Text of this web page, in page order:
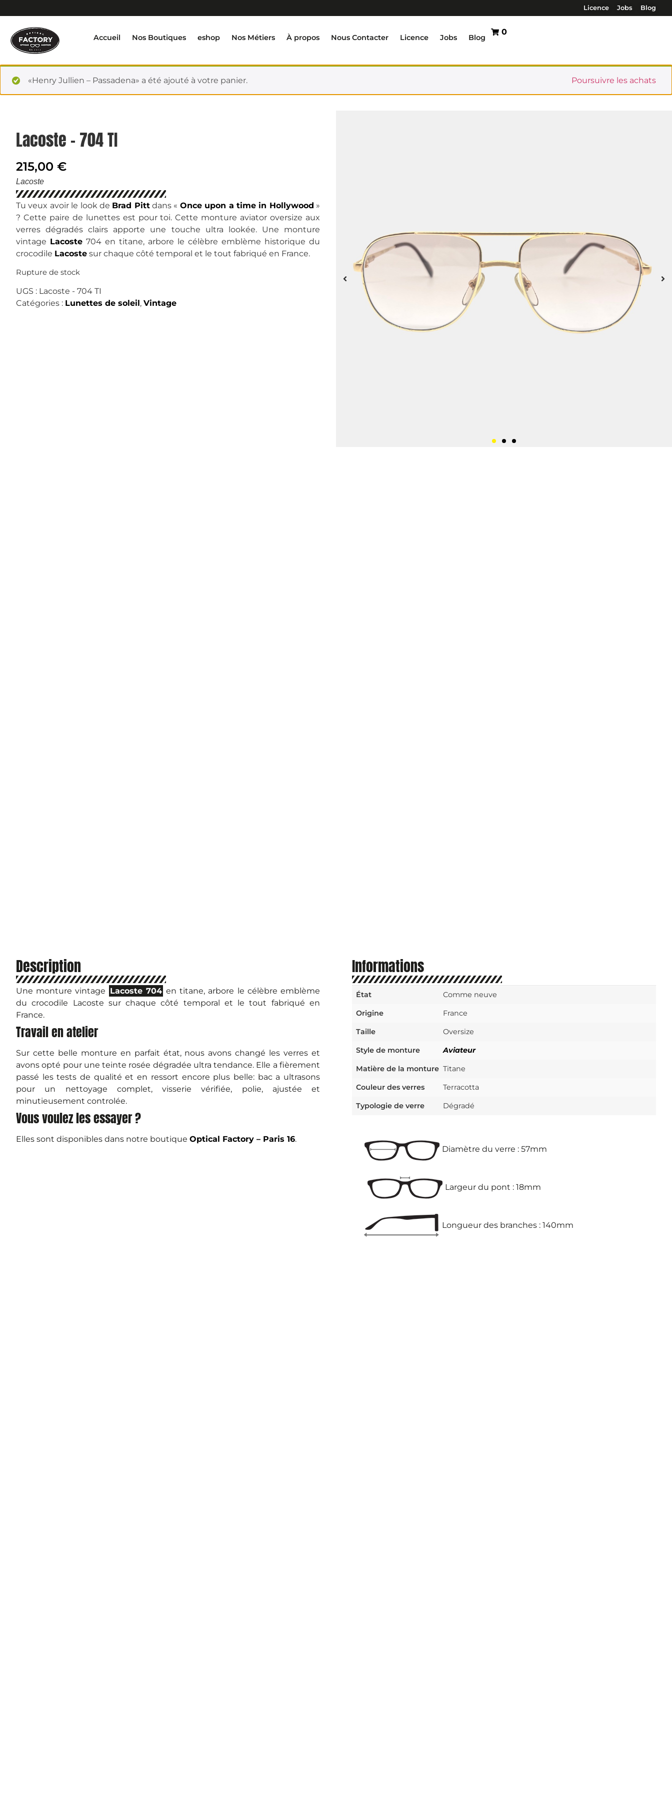
Licence Jobs Blog
Accueil Nos Boutiques eshop Nos Métiers À propos Nous Contacter Licence Jobs Blog
0
«Henry Jullien – Passadena» a été ajouté à votre panier. Poursuivre les achats
Lacoste - 704 TI
215,00 €
Lacoste
Tu veux avoir le look de Brad Pittdans « Once upon a time in Hollywood »
? Cette paire de lunettes est pour toi. Cette monture aviator oversize aux
verres dégradés clairs apporte une touche ultra lookée. Une monture
vintage Lacoste 704 en titane, arbore le célèbre emblème historique du
crocodile Lacoste sur chaque côté temporal et le tout fabriqué en France.
Rupture de stock
UGS : Lacoste - 704 TI
Catégories : Lunettes de soleil, Vintage
Description
Une monture vintage Lacoste 704 en titane, arbore le célèbre emblème
du crocodile Lacoste sur chaque côté temporal et le tout fabriqué en
France.
Travail en atelier
Sur cette belle monture en parfait état, nous avons changé les verres et
avons opté pour une teinte rosée dégradée ultra tendance. Elle a fièrement
passé les tests de qualité et en ressort encore plus belle: bac a ultrasons
pour un nettoyage complet, visserie vérifiée, polie, ajustée et
minutieusement controlée.
Vous voulez les essayer ?
Elles sont disponibles dans notre boutique Optical Factory – Paris 16.
Informations
État Comme neuve
Origine France
Taille Oversize
Style de monture Aviateur
Matière de la monture Titane
Couleur des verres Terracotta
Typologie de verre Dégradé
Diamètre du verre : 57mm
Largeur du pont : 18mm
Longueur des branches : 140mm